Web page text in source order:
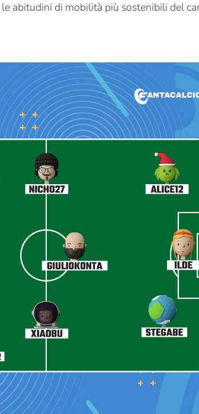
abitudini di mobilità più sostenibili del